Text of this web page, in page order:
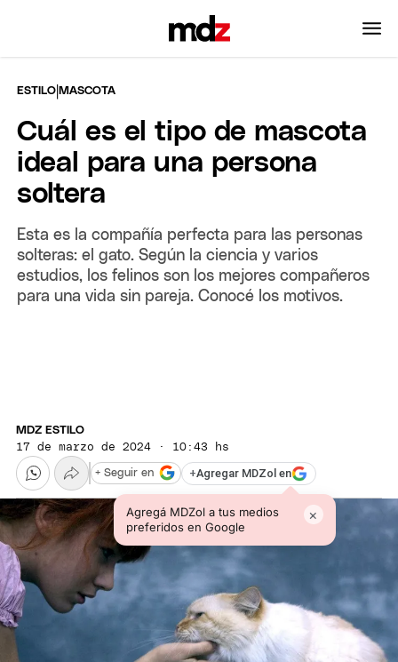
ESTILO |MASCOTA
Cuál es el tipo de mascota
ideal para una persona
soltera
Esta es la compañía perfecta para las personas
solteras: el gato. Según la ciencia y varios
estudios, los felinos son los mejores compañeros
para una vida sin pareja. Conocé los motivos.
MDZ ESTILO
17 de marzo de 2024 · 10:43 hs
+Agregar MDZol en
Agregá MDZol a tus medios
preferidos en Google
×
+ Seguir en